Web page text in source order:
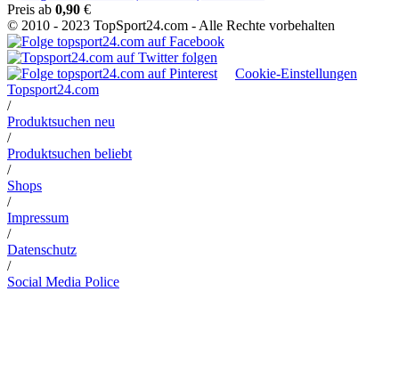
Preis ab 0,90 €
© 2010 - 2023 TopSport24.com - Alle Rechte vorbehalten
Cookie-Einstellungen
Topsport24.com
/
Produktsuchen neu
/
Produktsuchen beliebt
/
Shops
/
Impressum
/
Datenschutz
/
Social Media Police